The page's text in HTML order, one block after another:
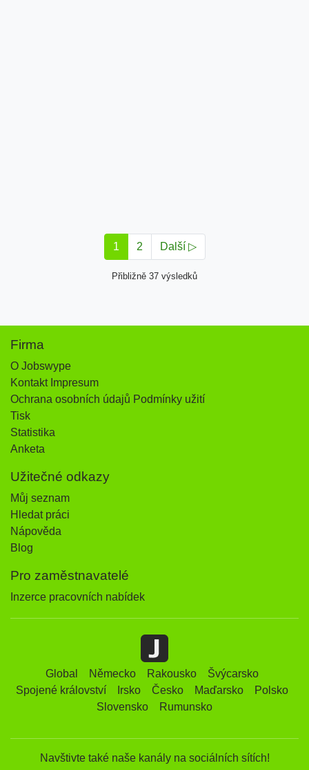
1 2 Další ▷
Přibližně 37 výsledků
Firma
O Jobswype
Kontakt Impresum
Ochrana osobních údajů Podmínky užití
Tisk
Statistika
Anketa
Užitečné odkazy
Můj seznam
Hledat práci
Nápověda
Blog
Pro zaměstnavatelé
Inzerce pracovních nabídek
Global Německo Rakousko
Švýcarsko
Spojené království
Irsko Česko Maďarsko
Polsko
Slovensko
Rumunsko
Navštivte také naše kanály na sociálních sítích!